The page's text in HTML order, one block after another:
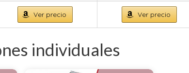
Ver precio Ver precio
individuales